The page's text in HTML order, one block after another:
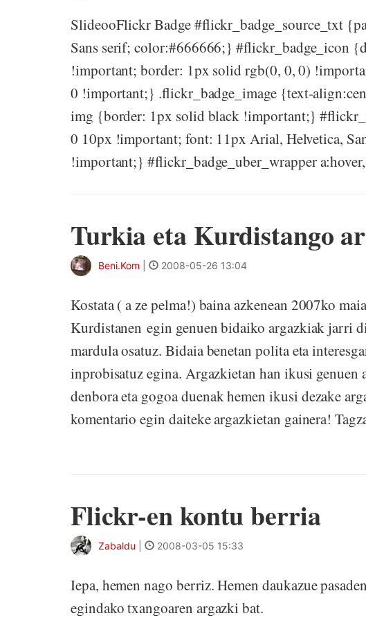
SlideooFlickr Badge #flickr_badge_source_txt
Sans serif; color:#666666;} #flickr_badge_icon
!important; border: 1px solid rgb(0, 0, 0)
0 !important;} .flickr_badge_image {text-
img {border: 1px solid black !important;}
0 10px !important; font: 11px Arial, Helvetica,
!important;} #flickr_badge_uber_wrapper
Turkia eta Kurdistango
Beni.Kom 2008-05-26 13:04
Kostata ( a ze pelma!) baina azkenean 2007ko
Kurdistanen egin genuen bidaiko argazkiak jarri
mardula osatuz. Bidaia benetan polita eta
inprobisatuz egina. Argazkietan han ikusi genuen
denbora eta gogoa duenak hemen ikusi dezake
komentario egin daiteke argazkietan gainera!
Flickr-en kontu berria
Zabaldu 2008-03-05 15:33
Iepa, hemen nago berriz. Hemen daukazue
egindako txangoaren argazki bat.